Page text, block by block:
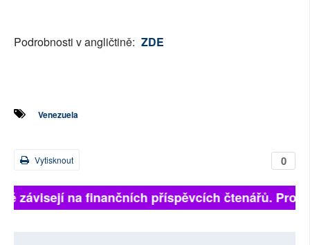
Podrobnosti v angličtině: ZDE
Venezuela
0
Vytisknout
závisejí na finančních příspěvcích čtenářů.